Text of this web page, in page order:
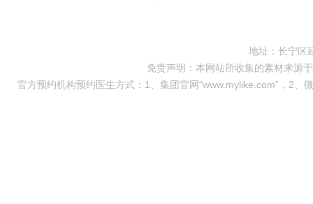
地址：长宁区
免责声明：本网站所收集的素材来源
官方预约机构预约医生方式：1、集团官网“www.mylike.com”，2